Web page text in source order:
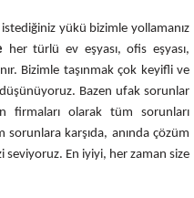
yükü bizimle yollamanız
her türlü ev eşyası, ofis eşyası,
Bizimle taşınmak çok keyifli ve
düşünüyoruz. Bazen ufak sorunlar
firmaları olarak tüm sorunları
karşıda, anında çözüm
seviyoruz. En iyiyi, her zaman size